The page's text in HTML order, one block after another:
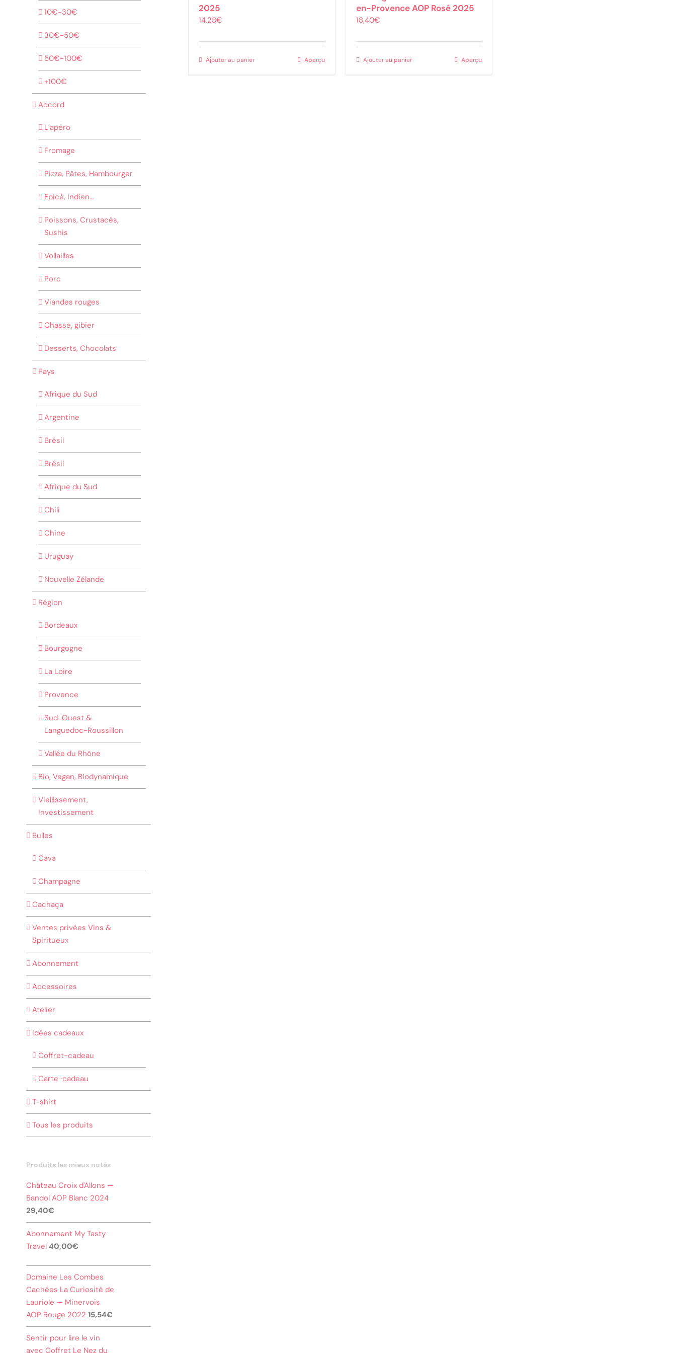
2025
14,28€
Ajouter au panier Aperçu
en-Provence AOP Rosé 2025
18,40€
Ajouter au panier Aperçu
10€-30€
30€-50€
50€-100€
+100€
Accord
L’apéro
Fromage
Pizza, Pâtes, Hambourger
Epicé, Indien…
Poissons, Crustacés,
Sushis
Vollailles
Porc
Viandes rouges
Chasse, gibier
Desserts, Chocolats
Pays
Afrique du Sud
Argentine
Brésil
Brésil
Afrique du Sud
Chili
Chine
Uruguay
Nouvelle Zélande
Région
Bordeaux
Bourgogne
La Loire
Provence
Sud-Ouest &
Languedoc-Roussillon
Vallée du Rhône
Bio, Vegan, Biodynamique
Viellissement,
Investissement
Bulles
Cava
Champagne
Cachaça
Ventes privées Vins &
Spiritueux
Abonnement
Accessoires
Atelier
Idées cadeaux
Coffret-cadeau
Carte-cadeau
T-shirt
Tous les produits
Produits les mieux notés
Château Croix d'Allons —
Bandol AOP Blanc 2024
29,40€
Abonnement My Tasty
Travel 40,00€
Domaine Les Combes
Cachées La Curiosité de
Lauriole — Minervois
AOP Rouge 2022 15,54€
Sentir pour lire le vin
avec Coffret Le Nez du